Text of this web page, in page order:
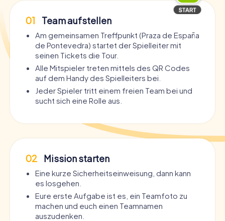
01 Team aufstellen
Am gemeinsamen Treffpunkt (Praza de España
de Pontevedra) startet der Spielleiter mit
seinen Tickets die Tour.
Alle Mitspieler treten mittels des QR Codes
auf dem Handy des Spielleiters bei.
Jeder Spieler tritt einem freien Team bei und
sucht sich eine Rolle aus.
02 Mission starten
Eine kurze Sicherheitseinweisung, dann kann
es losgehen.
Eure erste Aufgabe ist es, ein Teamfoto zu
machen und euch einen Teamnamen
auszudenken.